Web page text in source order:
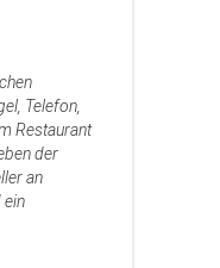
Telefon,
Restaurant
der
an
ein